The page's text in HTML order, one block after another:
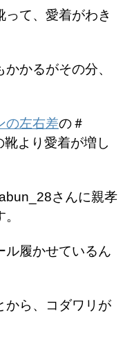
て、愛着がわき
かるがその分、
の左右差の＃
より愛着が増し
さんに親孝
ル履かせているん
から、コダワリが